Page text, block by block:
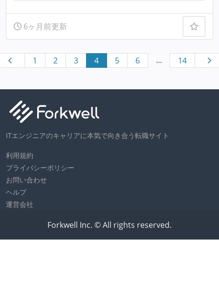
6ヶ月前更新
1 2 3 4 5 6 … 14
ITエンジニアのキャリアに本気で向き合う転職サイト
利用規約
プライバシーポリシー
お問い合わせ
ヘルプ
運営会社
Forkwell Inc. © All rights reserved.